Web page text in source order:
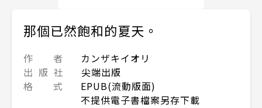
那個已然飽和的夏天。
作 者
カンザキイオリ
出 版 社
尖端出版
格 式
EPUB(流動版面)
不提供電子書檔案另存下載